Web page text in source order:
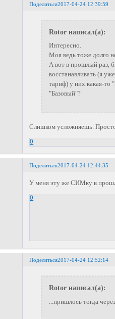
Поделиться2017-04-24 12:39:59
Rotor написал(а):
Интересно.
Моя ведь тоже долго
А вот в прошлый раз,
восстанавливать (я
тариф) у них какая-то
"Базовый"?
Слишком усложняешь.
0
Поделиться2017-04-24 12:44:35
У меня эту же СИМку в
0
Поделиться2017-04-24 12:52:14
Rotor написал(а):
...пришлось тогда